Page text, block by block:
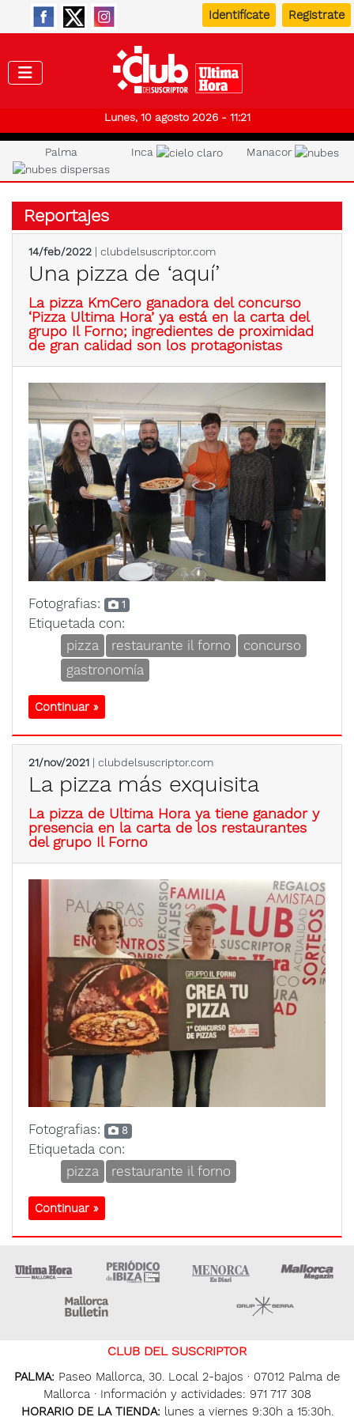
Identifícate Registrate
Lunes, 10 agosto 2026 - 11:21
Palma Inca Manacor
Reportajes
14/feb/2022 | clubdelsuscriptor.com
Una pizza de ‘aquí’
La pizza KmCero ganadora del concurso
‘Pizza Ultima Hora’ ya está en la carta del
grupo Il Forno; ingredientes de proximidad
de gran calidad son los protagonistas
Fotografias: 1
Etiquetada con:
pizza
restaurante il forno
concurso
gastronomía
Continuar »
21/nov/2021 | clubdelsuscriptor.com
La pizza más exquisita
La pizza de Ultima Hora ya tiene ganador y
presencia en la carta de los restaurantes
del grupo Il Forno
Fotografias: 8
Etiquetada con:
pizza
restaurante il forno
Continuar »
Ultima Hora Ultima hora Ibiza Menorca • Es Diari
CLUB DEL SUSCRIPTOR
PALMA: Paseo Mallorca, 30. Local 2-bajos · 07012 Palma de
Mallorca · Información y actividades: 971 717 308
HORARIO DE LA TIENDA: lunes a viernes 9:30h a 15:30h.